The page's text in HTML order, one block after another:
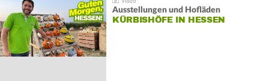
Ausstellungen und Hofläden
KÜRBISHÖFE IN HESSEN